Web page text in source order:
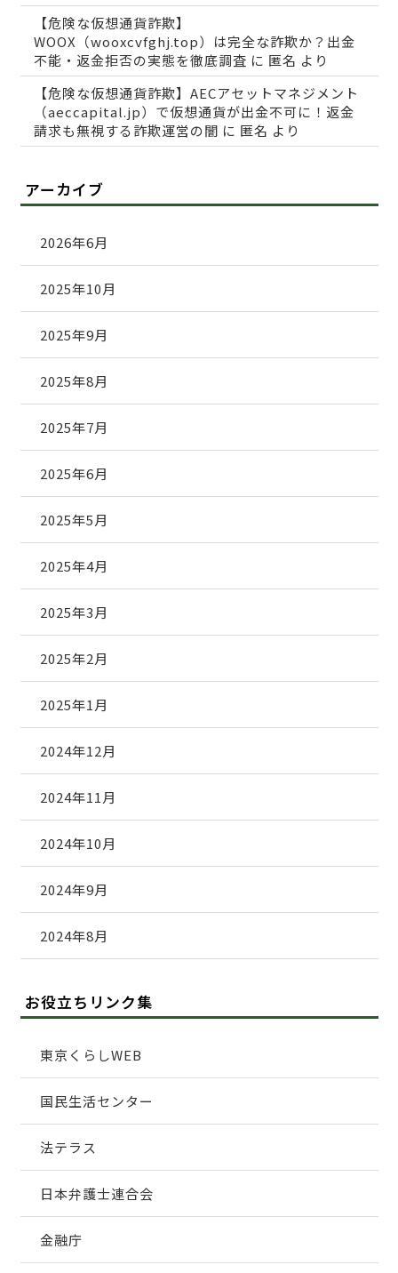
【危険な仮想通貨詐欺】
WOOX（wooxcvfghj.top）は完全な詐欺か？出金
不能・返金拒否の実態を徹底調査 に 匿名 より
【危険な仮想通貨詐欺】AECアセットマネジメント
（aeccapital.jp）で仮想通貨が出金不可に！返金
請求も無視する詐欺運営の闇 に 匿名 より
アーカイブ
2026年6月
2025年10月
2025年9月
2025年8月
2025年7月
2025年6月
2025年5月
2025年4月
2025年3月
2025年2月
2025年1月
2024年12月
2024年11月
2024年10月
2024年9月
2024年8月
お役立ちリンク集
東京くらしWEB
国民生活センター
法テラス
日本弁護士連合会
金融庁